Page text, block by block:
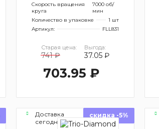
Скорость вращения
круга
7000 об/
мин
Количество в упаковке
1 шт
Артикул:
FLL831
Старая цена:
741 ₽
Выгода:
37.05 ₽
703.95 ₽
Доставка
сегодня
скидка -5%